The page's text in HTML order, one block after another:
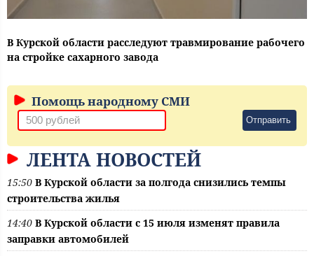
В Курской области расследуют травмирование рабочего
на стройке сахарного завода
Помощь народному СМИ
Отправить
ЛЕНТА НОВОСТЕЙ
15:50 В Курской области за полгода снизились темпы
строительства жилья
14:40 В Курской области с 15 июля изменят правила
заправки автомобилей